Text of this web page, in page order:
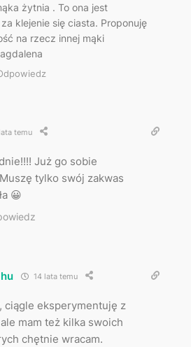
żytnia . To ona jest
klejenie się ciasta. Proponuję
na rzecz innej mąki
temu
Już go sobie
tylko swój zakwas
😀
14 lata temu
ciągle eksperymentuję z
mam też kilka swoich
chętnie wracam.